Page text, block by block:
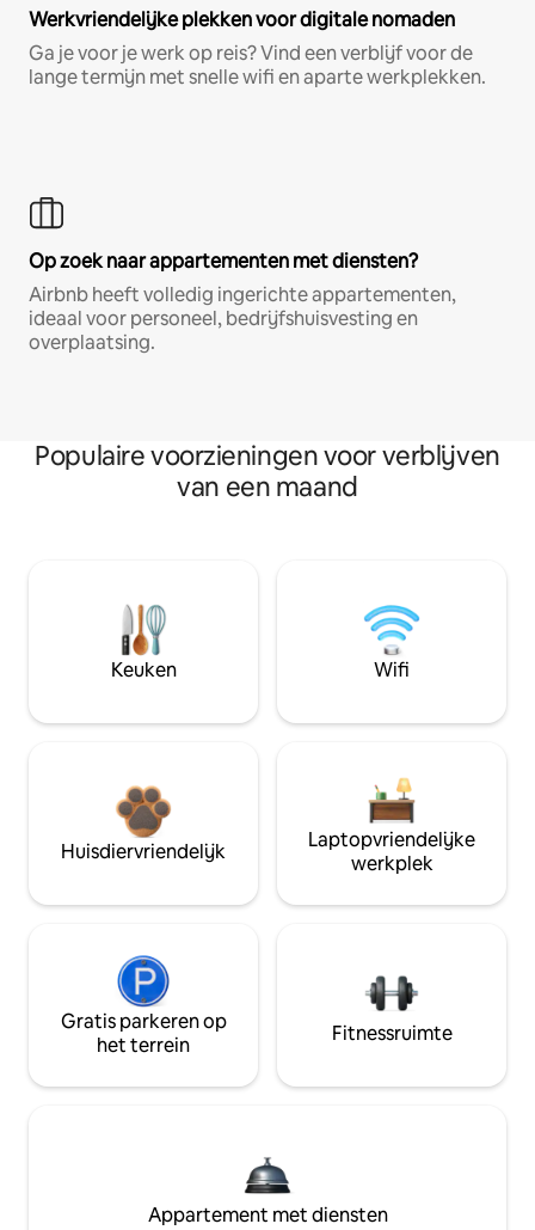
Werkvriendelijke plekken voor digitale nomaden
Ga je voor je werk op reis? Vind een verblijf voor de
lange termijn met snelle wifi en aparte werkplekken.
Op zoek naar appartementen met diensten?
Airbnb heeft volledig ingerichte appartementen,
ideaal voor personeel, bedrijfshuisvesting en
overplaatsing.
Populaire voorzieningen voor verblijven
van een maand
Keuken Wifi
Huisdiervriendelijk
Laptopvriendelijke
werkplek
Gratis parkeren op
het terrein
Fitnessruimte
Appartement met diensten